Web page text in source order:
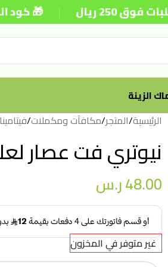
| 🎁 كود الخصم:
الزينة
الرئيسية/المتجر/مكافآت ومكملات/
نيوتري فت عصار
48.00ر.س
غير متوفر في المخزون